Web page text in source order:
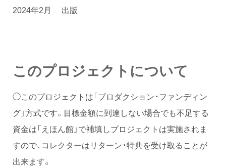
2024年2月 出版
このプロジェクトについて
◯このプロジェクトは「プロダクション・ファンディン
グ」方式です。目標金額に到達しない場合でも不足する
資金は「えほん館」で補填しプロジェクトは実施されま
すので、コレクターはリターン・特典を受け取ることが
出来ます。